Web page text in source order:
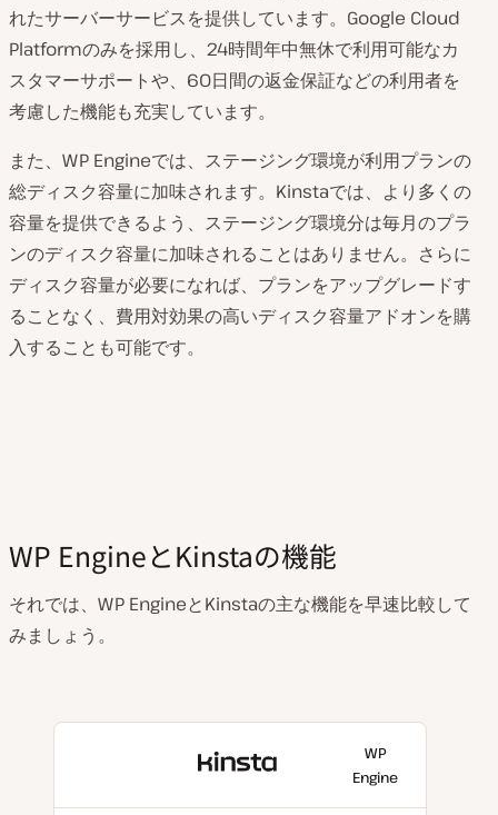
れたサーバーサービスを提供しています。Google Cloud
Platformのみを採用し、24時間年中無休で利用可能なカ
スタマーサポートや、60日間の返金保証などの利用者を
考慮した機能も充実しています。
また、WP Engineでは、ステージング環境が利用プランの
総ディスク容量に加味されます。Kinstaでは、より多くの
容量を提供できるよう、ステージング環境分は毎月のプラ
ンのディスク容量に加味されることはありません。さらに
ディスク容量が必要になれば、プランをアップグレードす
ることなく、費用対効果の高いディスク容量アドオンを購
入することも可能です。
WP EngineとKinstaの機能
それでは、WP EngineとKinstaの主な機能を早速比較して
みましょう。
With
WP
Engine